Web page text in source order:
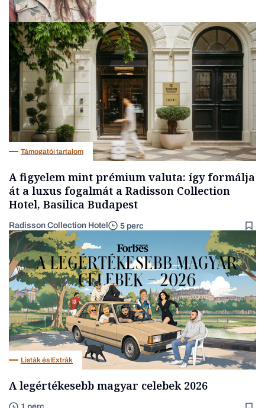
Gasztró
Támogatói tartalom
A figyelem mint prémium valuta: így formálja
át a luxus fogalmát a Radisson Collection
Hotel, Basilica Budapest
Radisson Collection Hotel 5 perc
Listák és Extrák
A legértékesebb magyar celebek 2026